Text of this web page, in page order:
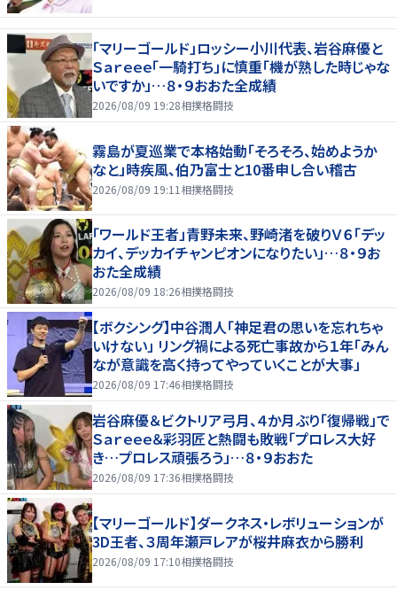
「マリーゴールド」ロッシー小川代表、岩谷麻優と
Ｓａｒｅｅｅ「一騎打ち」に慎重「機が熟した時じゃな
いですか」…８・９おおた全成績
2026/08/09 19:28相撲格闘技
霧島が夏巡業で本格始動「そろそろ、始めようか
なと」時疾風、伯乃富士と10番申し合い稽古
2026/08/09 19:11 相撲格闘技
「ワールド王者」青野未来、野崎渚を破りＶ６「デッ
カイ、デッカイチャンピオンになりたい」…８・９お
おた全成績
2026/08/09 18:26相撲格闘技
【ボクシング】中谷潤人「神足君の思いを忘れちゃ
いけない」 リング禍による死亡事故から１年「みん
なが意識を高く持ってやっていくことが大事」
2026/08/09 17:46相撲格闘技
岩谷麻優＆ビクトリア弓月、４か月ぶり「復帰戦」で
Ｓａｒｅｅｅ＆彩羽匠と熱闘も敗戦「プロレス大好
き…プロレス頑張ろう」…８・９おおた
2026/08/09 17:36相撲格闘技
【マリーゴールド】ダークネス・レボリューションが
3D王者、３周年瀬戸レアが桜井麻衣から勝利
2026/08/09 17:10相撲格闘技